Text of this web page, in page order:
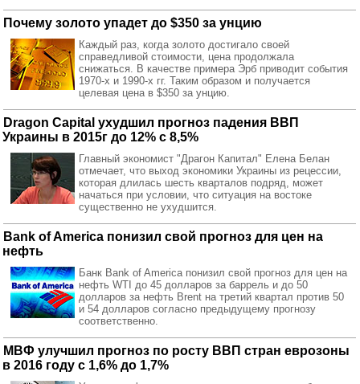
Почему золото упадет до $350 за унцию
Каждый раз, когда золото достигало своей
справедливой стоимости, цена продолжала
снижаться. В качестве примера Эрб приводит события
1970-х и 1990-х гг. Таким образом и получается
целевая цена в $350 за унцию.
Dragon Capital ухудшил прогноз падения ВВП
Украины в 2015г до 12% с 8,5%
Главный экономист "Драгон Капитал" Елена Белан
отмечает, что выход экономики Украины из рецессии,
которая длилась шесть кварталов подряд, может
начаться при условии, что ситуация на востоке
существенно не ухудшится.
Bank of America понизил свой прогноз для цен на
нефть
Банк Bank of America понизил свой прогноз для цен на
нефть WTI до 45 долларов за баррель и до 50
долларов за нефть Brent на третий квартал против 50
и 54 долларов согласно предыдущему прогнозу
соответственно.
МВФ улучшил прогноз по росту ВВП стран еврозоны
в 2016 году с 1,6% до 1,7%